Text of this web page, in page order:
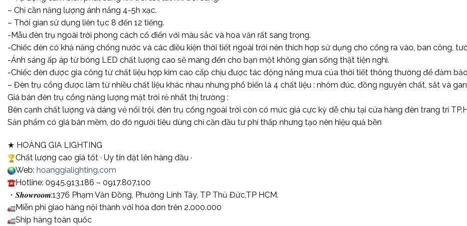
– Chỉ cần năng lượng ánh nắng 4-5h xạc.
– Thời gian sử dụng liên tục 8 đến 12 tiếng.
-Mẫu đèn trụ ngoài trời phong cách cổ điển với màu sắc và hoa văn rất sang trọng.
-Chiếc đèn có khả năng chống nước và các điều kiện thời tiết ngoài trời nên thích hợp sử dụng cho cổng ra vào, ban công,
-Ánh sáng ấp áp từ bóng LED chất lượng cao sẽ mang đến cho bạn một không gian sống thật tiện nghi.
-Chiếc đèn được gia công từ chất liệu hợp kim cao cấp chịu được tác động nắng mưa của thời tiết thông thường để đảm
– Đèn trụ cổng được làm từ nhiều chất liệu khác nhau nhưng phổ biến là 4 chất liệu : nhôm đúc, đồng nguyên chất, sắt và
Giá bán đèn trụ cổng năng lượng mặt trời rẻ nhất thị trường :
Bên cạnh chất lượng và dáng vẻ nổi trội, đèn trụ cổng ngoài trời còn có mức giá cực kỳ dễ chịu tại cửa hàng đèn trang trí
Sản phẩm có giá bán mềm, do đó người tiêu dùng chỉ cần đầu tư phí thấp nhưng tạo nên hiệu quả bền
★ HOÀNG GIA LIGHTING
Chất lượng cao giá tốt · Uy tín đặt lên hàng đầu ·
Web: hoanggialighting.com
Hotline: 0945.913.186 – 0917.807.100
・𝑺𝒉𝒐𝒘𝒓𝒐𝒐𝒎:1376 Phạm Văn Đồng, Phường Linh Tây, TP Thủ Đức,TP HCM.
Miễn phí giao hàng nội thành với hóa đơn trên 2.000.000
Ship hàng toàn quốc